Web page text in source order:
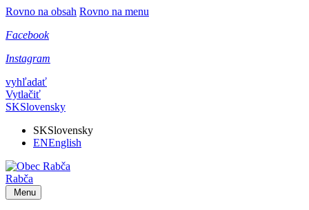
Rovno na obsah Rovno na menu
Facebook
Instagram
vyhľadať
Vytlačiť
SKSlovensky
SKSlovensky
ENEnglish
Rabča
Menu